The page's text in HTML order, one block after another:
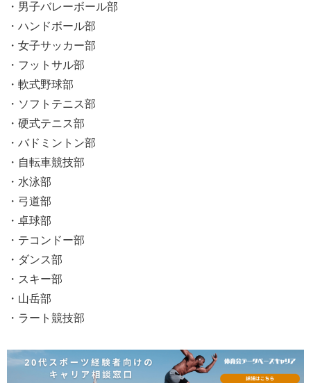
・男子バレーボール部
・ハンドボール部
・女子サッカー部
・フットサル部
・軟式野球部
・ソフトテニス部
・硬式テニス部
・バドミントン部
・自転車競技部
・水泳部
・弓道部
・卓球部
・テコンドー部
・ダンス部
・スキー部
・山岳部
・ラート競技部